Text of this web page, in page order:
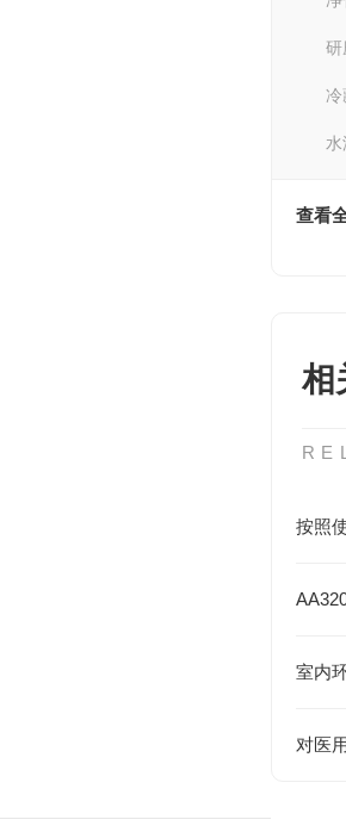
研
冷
水
查看
相
按照
室内
对医